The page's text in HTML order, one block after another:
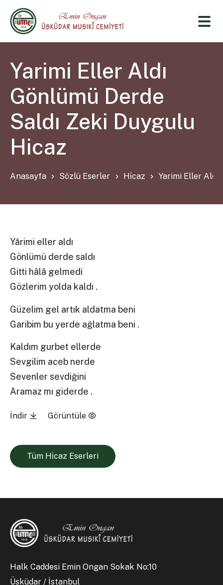
Yarimi Eller Aldı
Gönlümü Derde
Saldı Zeki Duygulu
Hicaz
Anasayfa Sözlü Eserler Hi̇caz Yarimi Eller Aldı
Yârimi eller aldı
Gönlümü derde saldı
Gitti hâlâ gelmedi
Gözlerim yolda kaldı .
Güzelim gel artık aldatma beni
Garibim bu yerde ağlatma beni .
Kaldım gurbet ellerde
Sevgilim aceb nerde
Sevenler sevdiğini
Aramaz mı giderde .
İndir Görüntüle
Tüm Hi̇caz Eserleri
Halk Caddesi Emin Ongan Sokak No:10
Üsküdar / İstanbul